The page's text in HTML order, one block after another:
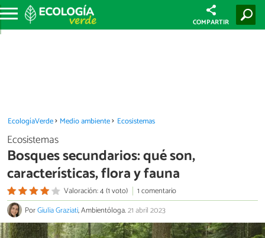
COMPARTIR
EcologíaVerde Medio ambiente Ecosistemas
Ecosistemas
Bosques secundarios: qué son,
características, flora y fauna
Valoración: 4 (1 voto)
1 comentario
PorGiulia Graziati, Ambientóloga.21 abril 2023